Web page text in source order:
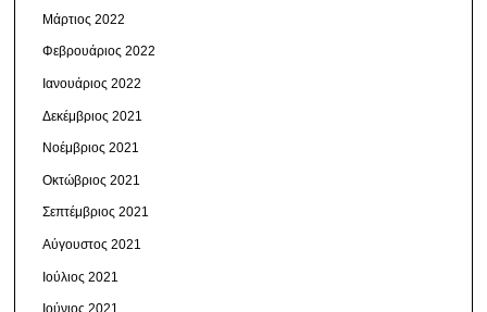
Μάρτιος 2022
Φεβρουάριος 2022
Ιανουάριος 2022
Δεκέμβριος 2021
Νοέμβριος 2021
Οκτώβριος 2021
Σεπτέμβριος 2021
Αύγουστος 2021
Ιούλιος 2021